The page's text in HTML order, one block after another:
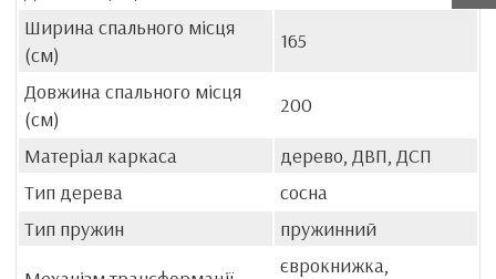
Ширина спального місця
(см)
165
Довжина спального місця
(см)
200
Матеріал каркаса
дерево, ДВП, ДСП
Тип дерева
сосна
Тип пружин
пружинний
єврокнижка,